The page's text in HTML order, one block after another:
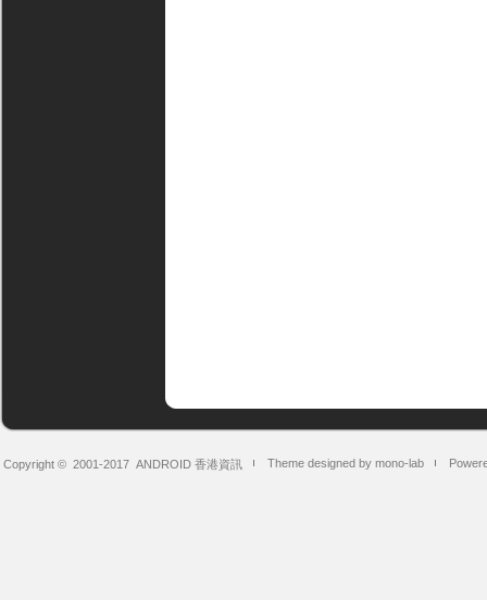
Copyright © 2001-2017 ANDROID 香港資訊 Theme designed by mono-lab